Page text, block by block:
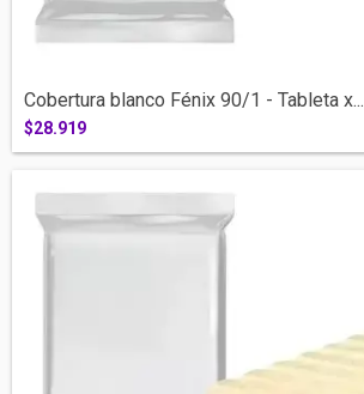
Cobertura blanco Fénix 90/1 - Tableta x...
$28.919